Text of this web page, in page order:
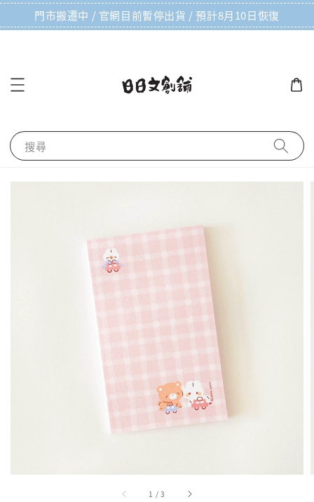
門市搬遷中 / 官網目前暫停出貨 / 預計8月10日恢復
搜尋
1 /3